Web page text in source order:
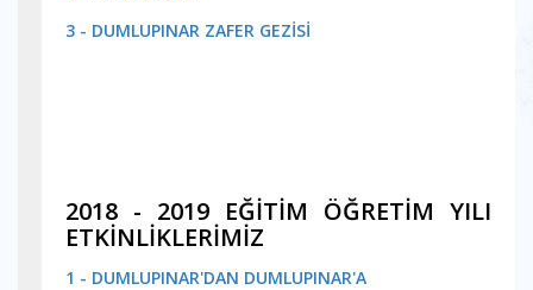
3 - DUMLUPINAR ZAFER GEZİSİ
2018 - 2019 EĞİTİM ÖĞRETİM YILI
ETKİNLİKLERİMİZ
1 - DUMLUPINAR'DAN DUMLUPINAR'A